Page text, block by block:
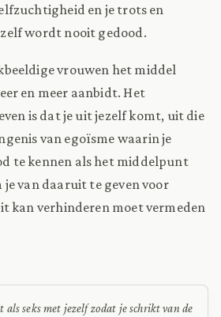
en je trots en
wordt nooit gedood.
vrouwen het middel
en meer aanbidt. Het
is dat je uit jezelf komt, uit die
van egoïsme waarin je
te kennen als het middelpunt
je van daaruit te geven voor
kan verhinderen moet vermeden
seks met jezelf zodat je schrikt van de